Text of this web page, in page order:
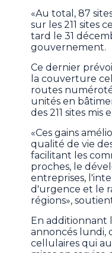
«Au total, 87
sur les 211 sites
tard le 31
gouvernement.
Ce dernier
la couverture
routes
unités en
des 211 sites mis
«Ces gains
qualité de vie
facilitant les
proches, le
entreprises,
d'urgence et le
régions»,
En additionnant
annoncés lundi,
cellulaires qui